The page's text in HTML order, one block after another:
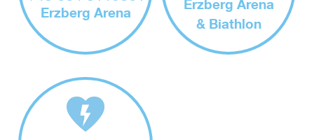
Erzberg Arena
Erzberg Arena
& Biathlon